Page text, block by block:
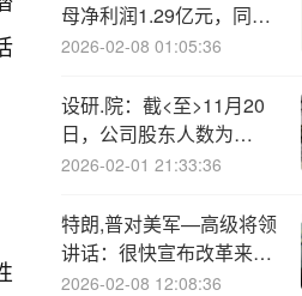
母净利润1.29亿元，同比
下降17.62%
2026-02-08 01:05:36
设研.院：截<至>11月20
日，公司股东人数为
30394户
2026-02-01 21:33:36
特朗,普对美军—高级将领
讲话：很快宣布改革来简
化军购并加快军售
2026-02-08 12:08:36